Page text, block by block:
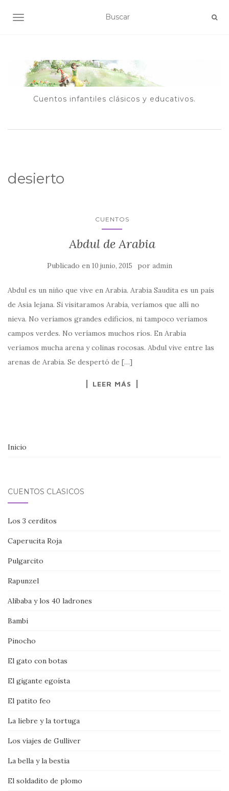
ALTERNAR NAVEGACIÓN
Cuentos infantiles clásicos y educativos.
desierto
CUENTOS
Abdul de Arabia
Publicado en 10 junio, 2015 por admin
Abdul es un niño que vive en Arabia. Arabia Saudita es un país
de Asia lejana. Si visitaramos Arabia, veríamos que allí no
nieva. No veríamos grandes edificios, ni tampoco veríamos
campos verdes. No veríamos muchos ríos. En Arabia
veríamos mucha arena y colinas rocosas. Abdul vive entre las
arenas de Arabia. Se despertó de […]
LEER MÁS
Inicio
CUENTOS CLÁSICOS
Los 3 cerditos
Caperucita Roja
Pulgarcito
Rapunzel
Alibaba y los 40 ladrones
Bambi
Pinocho
El gato con botas
El gigante egoísta
El patito feo
La liebre y la tortuga
Los viajes de Gulliver
La bella y la bestia
El soldadito de plomo